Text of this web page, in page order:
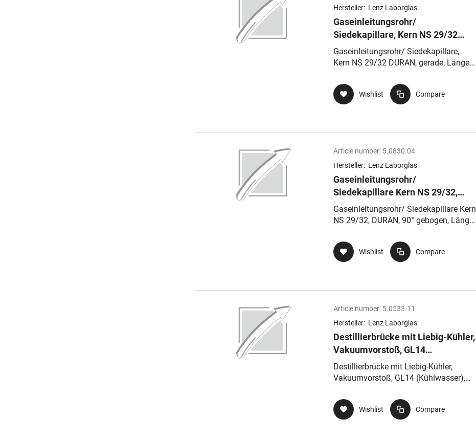
Hersteller: Lenz Laborglas
Gaseinleitungsrohr/
Siedekapillare, Kern NS 29/32
DURAN, gerade, Länge 250 mm
Gaseinleitungsrohr/ Siedekapillare,
Kern NS 29/32 DURAN, gerade, Länge
Wishlist Compare
Article number: 5.0830.04
Hersteller: Lenz Laborglas
Gaseinleitungsrohr/
Siedekapillare Kern NS 29/32,
DURAN, 90° gebogen, Länge 250
mm
Gaseinleitungsrohr/ Siedekapillare Kern
NS 29/32, DURAN, 90° gebogen, Länge
Wishlist Compare
Article number: 5.0533.11
Hersteller: Lenz Laborglas
Destillierbrücke mit Liebig-Kühler,
Vakuumvorstoß, GL14
(Kühlwasser), GL18 (Vakuum),
250mm, NS 14/23
Destillierbrücke mit Liebig-Kühler,
Vakuumvorstoß, GL14 (Kühlwasser),
Wishlist Compare